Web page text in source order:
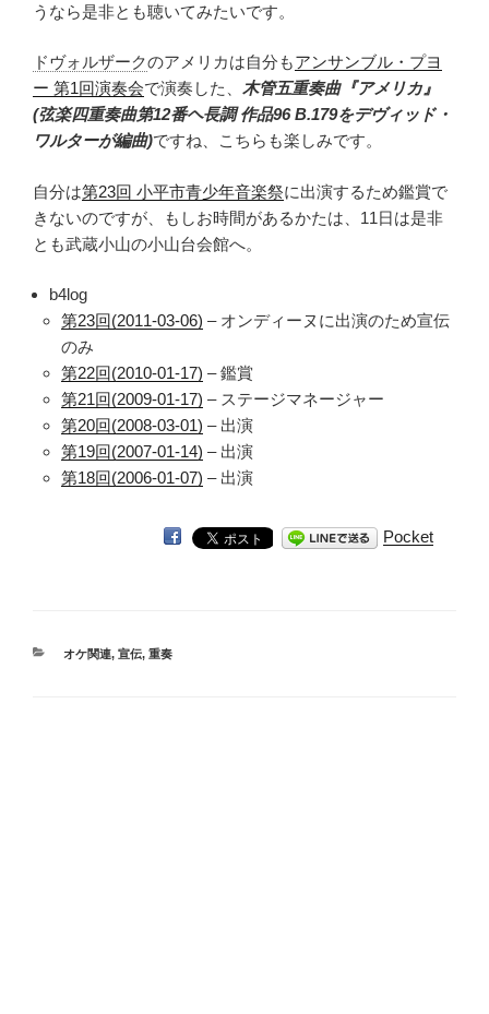
うなら是非とも聴いてみたいです。
ドヴォルザークのアメリカは自分もアンサンブル・プヨ
ー 第1回演奏会で演奏した、 木管五重奏曲『アメリカ』
(弦楽四重奏曲第12番ヘ長調 作品96 B.179をデヴィッド・
ワルターが編曲)ですね、こちらも楽しみです。
自分は第23回 小平市青少年音楽祭に出演するため鑑賞で
きないのですが、もしお時間があるかたは、11日は是非
とも武蔵小山の小山台会館へ。
b4log
第23回(2011-03-06) – オンディーヌに出演のため宣伝
のみ
第22回(2010-01-17) – 鑑賞
第21回(2009-01-17) – ステージマネージャー
第20回(2008-03-01) – 出演
第19回(2007-01-14) – 出演
第18回(2006-01-07) – 出演
Pocket
カ
オケ関連, 宣伝, 重奏